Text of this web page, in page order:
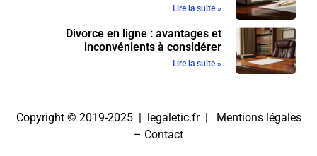
Lire la suite »
Divorce en ligne : avantages et
inconvénients à considérer
Lire la suite »
Copyright © 2019-2025 | legaletic.fr |
Mentions légales
– Contact